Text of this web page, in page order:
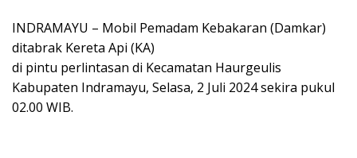
INDRAMAYU – Mobil Pemadam Kebakaran (Damkar)
ditabrak Kereta Api (KA)
di pintu perlintasan di Kecamatan Haurgeulis
Kabupaten Indramayu, Selasa, 2 Juli 2024 sekira pukul
02.00 WIB.